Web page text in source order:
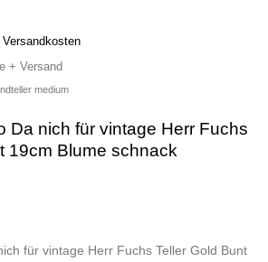
medium
Da nich für vintage Herr Fuchs
19cm Blume schnack
Versandkosten
für vintage Herr Fuchs Teller Gold Bunt
+ Versand